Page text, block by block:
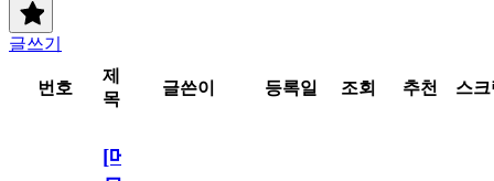
글쓰기
번호
제
목
글쓴이 등록일 조회 추천 스
[메